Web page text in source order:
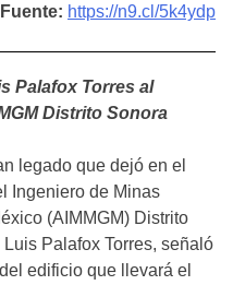
Fuente: https://n9.cl/5k4ydp
Palafox Torres al
Distrito Sonora
legado que dejó en el
Ingeniero de Minas
(AIMMGM) Distrito
Palafox Torres, señaló
edificio que llevará el